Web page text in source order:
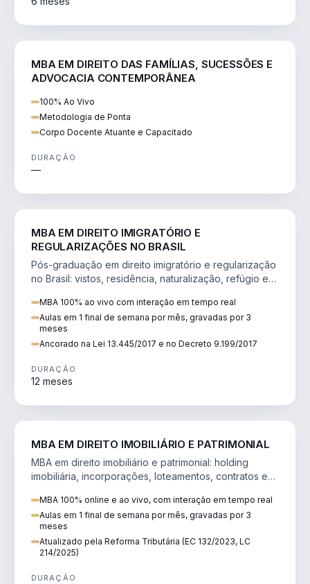
MBA EM DIREITO DAS FAMÍLIAS, SUCESSÕES E
ADVOCACIA CONTEMPORÂNEA
100% Ao Vivo
Metodologia de Ponta
Corpo Docente Atuante e Capacitado
DURAÇÃO
—
MBA EM DIREITO IMIGRATÓRIO E
REGULARIZAÇÕES NO BRASIL
Pós-graduação em direito imigratório e regularização
no Brasil: vistos, residência, naturalização, refúgio e
MBA 100% ao vivo com interação em tempo real
Aulas em 1 final de semana por mês, gravadas por 3
meses
Ancorado na Lei 13.445/2017 e no Decreto 9.199/2017
DURAÇÃO
12 meses
MBA EM DIREITO IMOBILIÁRIO E PATRIMONIAL
MBA em direito imobiliário e patrimonial: holding
imobiliária, incorporações, loteamentos, contratos e
MBA 100% online e ao vivo, com interação em tempo real
Aulas em 1 final de semana por mês, gravadas por 3
meses
Atualizado pela Reforma Tributária (EC 132/2023, LC
214/2025)
DURAÇÃO